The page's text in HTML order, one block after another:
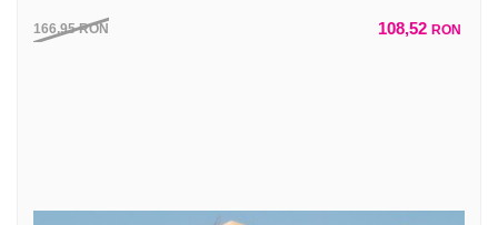
166,95RON 108,52 RON